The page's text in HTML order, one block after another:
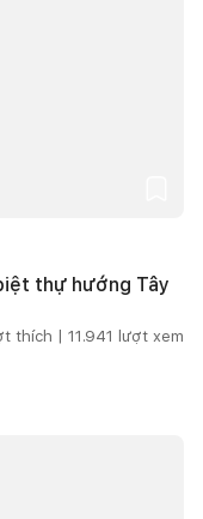
thự hướng Tây
thích | 11.941 lượt xem